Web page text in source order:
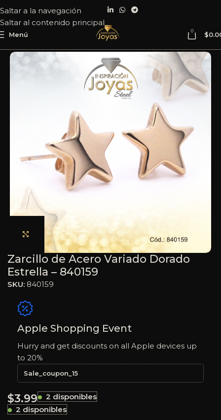
Saltar a la navegación
Saltar al contenido principal
Menú 0 $
Haga clic para ampliar
Zarcillo de Acero Variado Dorado
Estrella – 840159
SKU: 840159
Apple Shopping Event
Hurry and get discounts on all Apple devices up
to 20%
Sale_coupon_15
$3.99
2 disponibles
2 disponibles